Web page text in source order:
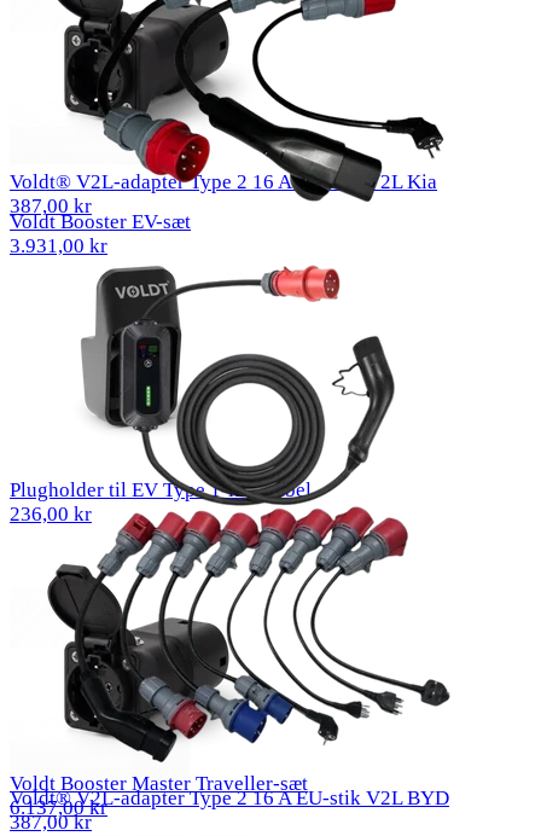
Voldt® V2L-adapter Type 2 16 A EU-stik V2L Kia
387,00 kr
Plugholder til EV Type 1-ladekabel
236,00 kr
Voldt® V2L-adapter Type 2 16 A EU-stik V2L BYD
387,00 kr
Voldt Booster EV-sæt
3.931,00 kr
Voldt Booster Master Traveller-sæt
6.137,00 kr